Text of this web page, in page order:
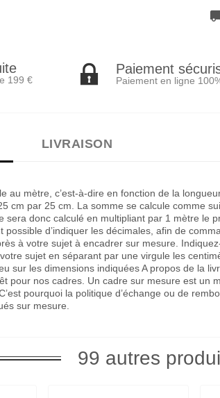
199 €
Paiement
Paiement en ligne
LIVRAISON
au mètre, c’est-à-dire en fonction de la
cm par 25 cm. La somme se calcule comme
sera donc calculé en multipliant par 1 mètre le
possible d’indiquer les décimales, afin de
à votre sujet à encadrer sur mesure.
sujet en séparant par une virgule les
sur les dimensions indiquées A propos de la
pour nos cadres. Un cadre sur mesure est un
pourquoi la politique d’échange ou de
sur mesure.
99 autres